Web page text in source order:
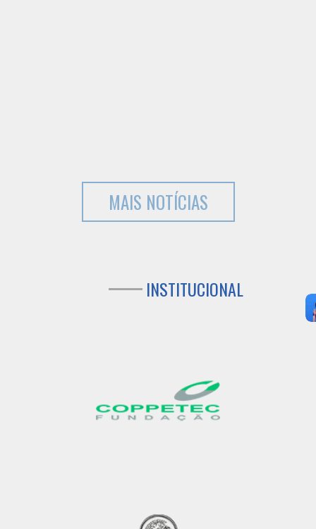
MAIS NOTÍCIAS
INSTITUCIONAL